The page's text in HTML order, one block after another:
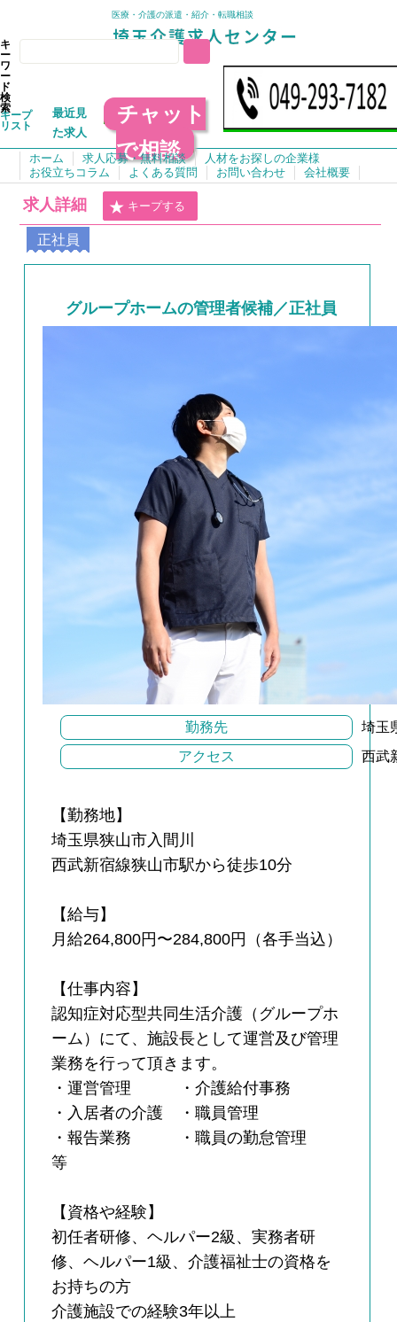
医療・介護の派遣・紹介・転職相談
キ
ー
ワ
ー
ド
検
索
キープ
リスト
最近見
た求人
チャット
で相談
ホーム 求人応募・無料相談
人材をお探しの企業様
お役立ちコラム
よくある質問 お問い合わせ 会社概要
求人詳細 キープする
正社員
グループホームの管理者候補／正社員
勤務先
埼玉
アクセス
西武
【勤務地】
埼玉県狭山市入間川
西武新宿線狭山市駅から徒歩10分
【給与】
月給264,800円〜284,800円（各手当込）
【仕事内容】
認知症対応型共同生活介護（グループホ
ーム）にて、施設長として運営及び管理
業務を行って頂きます。
・運営管理 ・介護給付事務
・入居者の介護 ・職員管理
・報告業務 ・職員の勤怠管理
等
【資格や経験】
初任者研修、ヘルパー2級、実務者研
修、ヘルパー1級、介護福祉士の資格を
お持ちの方
介護施設での経験3年以上